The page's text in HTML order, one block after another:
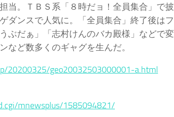
当。ＴＢＳ系「８時だョ！全員集合」で披
ダンスで人気に。「全員集合」終了後はフ
ぶだぁ」「志村けんのバカ殿様」などで変
など数多くのギャグを生んだ。
20200325/geo20032503000001-a.html
mnewsplus/1585094821/